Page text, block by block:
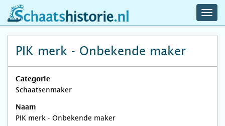
schaatshistorie.nl
PIK merk - Onbekende maker
Categorie
Schaatsenmaker
Naam
PIK merk - Onbekende maker